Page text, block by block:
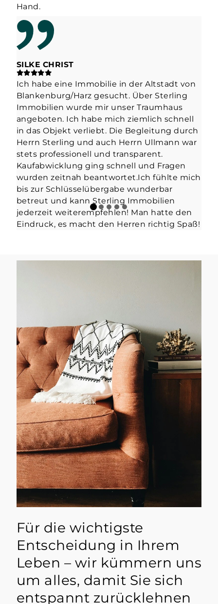
Hand.
Alle ansehen
SILKE CHRIST
Ich habe eine Immobilie in der Altstadt von
Blankenburg/Harz gesucht. Über Sterling
Immobilien wurde mir unser Traumhaus
angeboten. Ich habe mich ziemlich schnell
in das Objekt verliebt. Die Begleitung durch
Herrn Sterling und auch Herrn Ullmann war
stets professionell und transparent.
Kaufabwicklung ging schnell und Fragen
wurden zeitnah beantwortet.Ich fühlte mich
bis zur Schlüsselübergabe wunderbar
betreut und kann Sterling Immobilien
jederzeit weiterempfehlen! Man hatte den
Eindruck, es macht den Herren richtig Spaß!
Für die wichtigste
Entscheidung in Ihrem
Leben – wir kümmern uns
um alles, damit Sie sich
entspannt zurücklehnen